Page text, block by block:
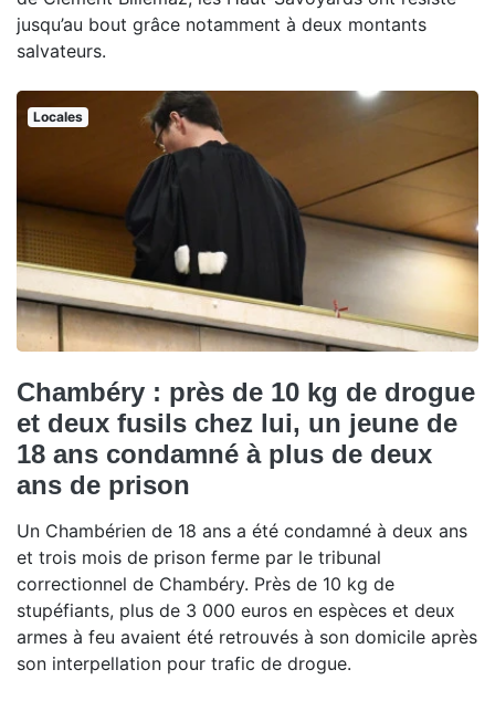
jusqu’au bout grâce notamment à deux montants
salvateurs.
Locales
Chambéry : près de 10 kg de drogue
et deux fusils chez lui, un jeune de
18 ans condamné à plus de deux
ans de prison
Un Chambérien de 18 ans a été condamné à deux ans
et trois mois de prison ferme par le tribunal
correctionnel de Chambéry. Près de 10 kg de
stupéfiants, plus de 3 000 euros en espèces et deux
armes à feu avaient été retrouvés à son domicile après
son interpellation pour trafic de drogue.